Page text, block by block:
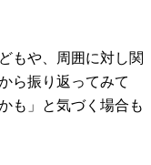
もや、周囲に対し関
ら振り返ってみて
も」と気づく場合も